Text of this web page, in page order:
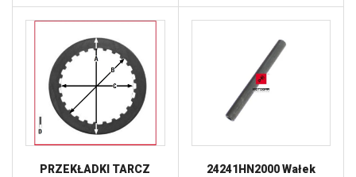
PRZEKŁADKI TARCZ
24241HN2000 Wałek